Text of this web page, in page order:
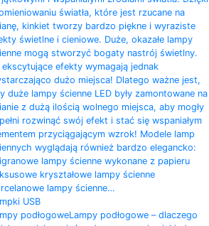
światła, które jest rzucane na
kinkiet tworzy bardzo piękne i wyraziste
świetlne i cieniowe. Duże, okazałe lampy
mogą stworzyć bogaty nastrój świetlny.
ekscytujące efekty wymagają jednak
dużo miejsca! Dlatego ważne jest,
duże lampy ścienne LED były zamontowane na
z dużą ilością wolnego miejsca, aby mogły
rozwinąć swój efekt i stać się wspaniałym
przyciągającym wzrok! Modele lamp
wyglądają również bardzo elegancko:
lampy ścienne wykonane z papieru
kryształowe lampy ścienne
lampy ścienne…
USB
podłogoweLampy podłogowe – dlaczego